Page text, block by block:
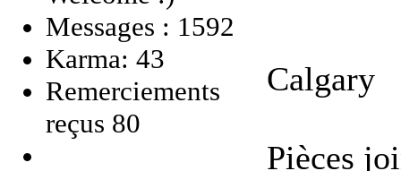
Messages : 1592
Karma: 43
Remerciements
reçus 80
Calgary
Pièces